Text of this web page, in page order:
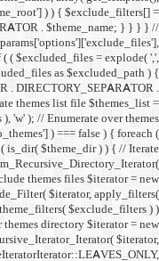
get_stylesheet() ) ) ) { if (
$theme_info['theme_root'] .
Exclude
$params['excluded_files']
$exclude_filters[] =
untrailingslashit(
ai1wm_open(
directory if ( isset(
over themes directory
); //